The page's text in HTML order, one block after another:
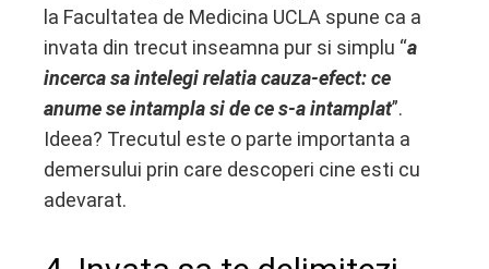
la Facultatea de Medicina UCLA spune ca a
invata din trecut inseamna pur si simplu “a
incerca sa intelegi relatia cauza-efect: ce
anume se intampla si de ce s-a intamplat”.
Ideea? Trecutul este o parte importanta a
demersului prin care descoperi cine esti cu
adevarat.